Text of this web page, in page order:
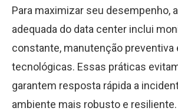
Para maximizar seu desempenho,
adequada do data center inclui
constante, manutenção preventiva
tecnológicas. Essas práticas
garantem resposta rápida a
ambiente mais robusto e resiliente.